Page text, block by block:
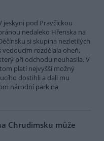
jeskyni pod Pravčickou
nedaleko Hřenska na
si skupina nezletilých
vedoucím rozdělala oheň,
při odchodu neuhasila. V
platí nejvyšší možný
dostihli a dali mu
národní park na
Chrudimsku může